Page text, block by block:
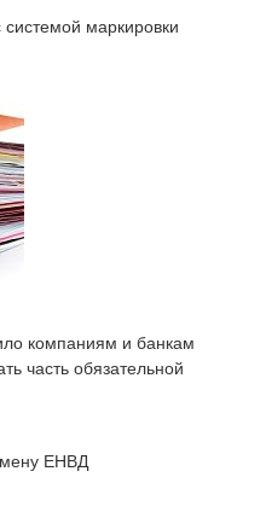
маркировки
компаниям и банкам
часть обязательной
ЕНВД